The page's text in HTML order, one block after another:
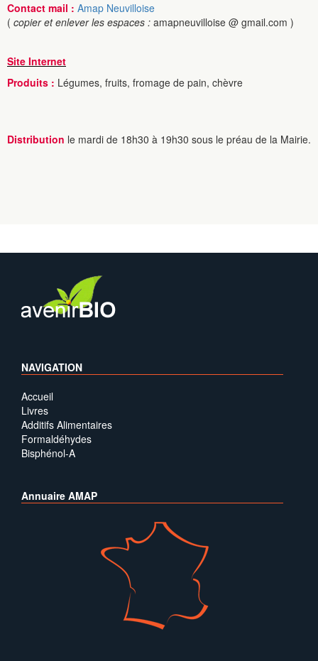
Contact mail : Amap Neuvilloise
( copier et enlever les espaces : amapneuvilloise @ gmail.com )
Site Internet
Produits : Légumes, fruits, fromage de pain, chèvre
Distribution le mardi de 18h30 à 19h30 sous le préau de la Mairie.
NAVIGATION
Accueil
Livres
Additifs Alimentaires
Formaldéhydes
Bisphénol-A
Annuaire AMAP